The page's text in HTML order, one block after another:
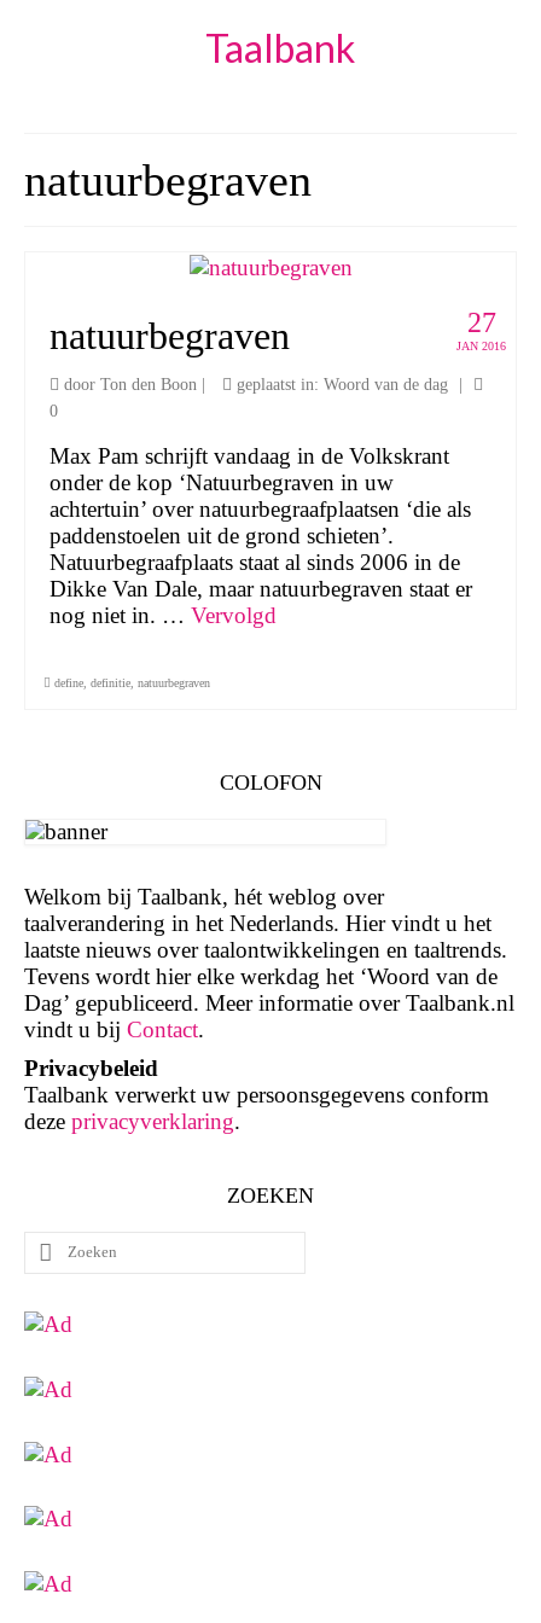
Taalbank
natuurbegraven
27
JAN 2016
natuurbegraven
door Ton den Boon | geplaatst in: Woord van de dag
|
0
Max Pam schrijft vandaag in de Volkskrant
onder de kop ‘Natuurbegraven in uw
achtertuin’ over natuurbegraafplaatsen ‘die als
paddenstoelen uit de grond schieten’.
Natuurbegraafplaats staat al sinds 2006 in de
Dikke Van Dale, maar natuurbegraven staat er
nog niet in. … Vervolgd
define definitie natuurbegraven
COLOFON
Welkom bij Taalbank, hét weblog over
taalverandering in het Nederlands. Hier vindt u het
laatste nieuws over taalontwikkelingen en taaltrends.
Tevens wordt hier elke werkdag het ‘Woord van de
Dag’ gepubliceerd. Meer informatie over Taalbank.nl
vindt u bij Contact.
Privacybeleid
Taalbank verwerkt uw persoonsgegevens conform
deze privacyverklaring.
ZOEKEN
Zoeken
naar: